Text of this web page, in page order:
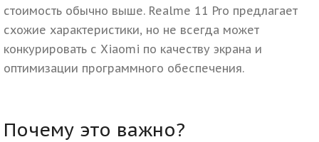
стоимость обычно выше. Realme 11 Pro предлагает
схожие характеристики, но не всегда может
конкурировать с Xiaomi по качеству экрана и
оптимизации программного обеспечения.
Почему это важно?